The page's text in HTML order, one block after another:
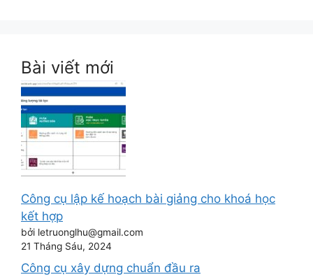
Bài viết mới
Công cụ lập kế hoạch bài giảng cho khoá học
kết hợp
bởi letruonglhu@gmail.com
21 Tháng Sáu, 2024
Công cụ xây dựng chuẩn đầu ra